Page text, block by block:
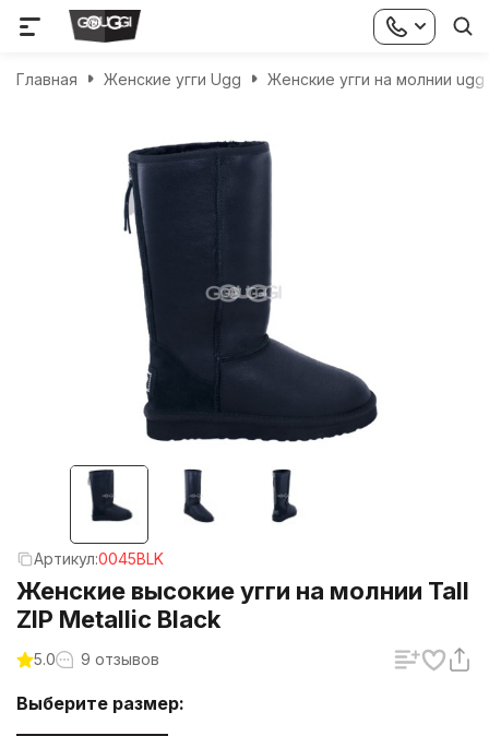
Главная Женские угги Ugg Женские угги на молнии ugg
Артикул:0045BLK
Женские высокие угги на молнии Tall
ZIP Metallic Black
5.0 9 отзывов
Выберите размер: